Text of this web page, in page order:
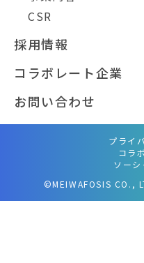
CSR
採用情報
コラボレート企業
お問い合わせ
プライ
コラ
ソーシ
©MEIWAFOSIS CO.,